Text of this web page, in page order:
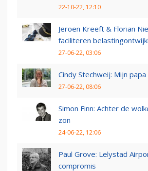
22-10-22, 12:10
Jeroen Kreeft & Florian
faciliteren
27-06-22, 03:06
Cindy Stechweij: Mijn
27-06-22, 08:06
Simon Finn: Achter de
zon
24-06-22, 12:06
Paul Grove: Lelystad
compromis